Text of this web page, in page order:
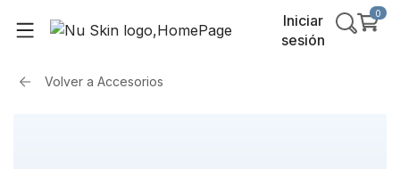
Iniciar
sesión
0
Volver a Accesorios